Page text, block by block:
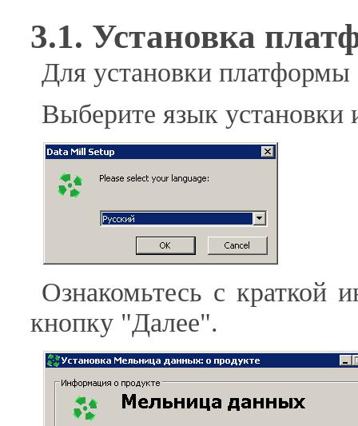
3.1. Установка
Для установки платформы
Выберите язык
Ознакомьтесь с краткой
кнопку "Далее".